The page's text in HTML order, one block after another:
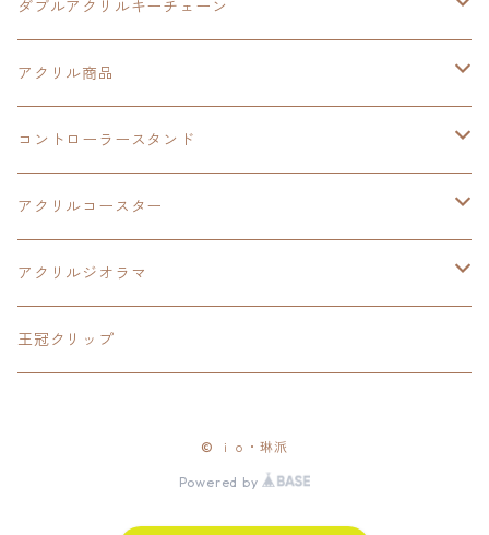
閃の軌跡Ⅲ
イースⅩ
創の軌跡
創の軌跡
界の軌跡
ダブルアクリルキーチェーン
創の軌跡
アクリル商品
LEDアクリルカード
界の軌跡
アクリルジオラマ
コントローラースタンド
イースⅨ
閃の軌跡Ⅳ
碧の軌跡:改
アクリルコースター
イースⅧ
閃の軌跡Ⅱ
アクリルジオラマ
閃の軌跡Ⅲ
王冠クリップ
© ｉｏ・琳派
Powered by